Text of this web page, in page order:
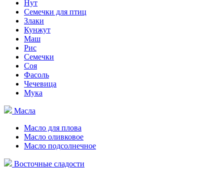
Нут
Семечки для птиц
Злаки
Кунжут
Маш
Рис
Семечки
Соя
Фасоль
Чечевица
Мука
Масла
Масло для плова
Масло оливковое
Масло подсолнечное
Восточные сладости